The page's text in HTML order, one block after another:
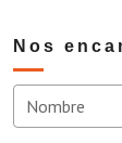
Nos
Nombre